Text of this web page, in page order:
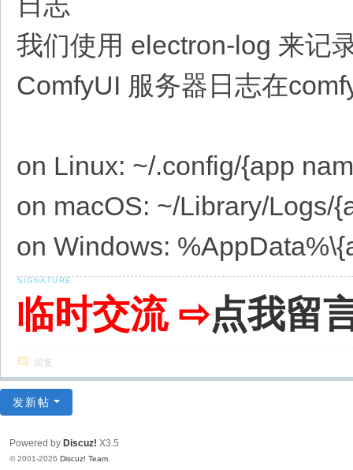
我们使用 electron-log 来记
ComfyUI 服务器日志在
on Linux: ~/.config/{app
on macOS: ~/Library/Logs/
on Windows:
临时交流 ⇨点我留
回复
发新帖
Powered by Discuz! X3.5
© 2001-2026 Discuz! Team